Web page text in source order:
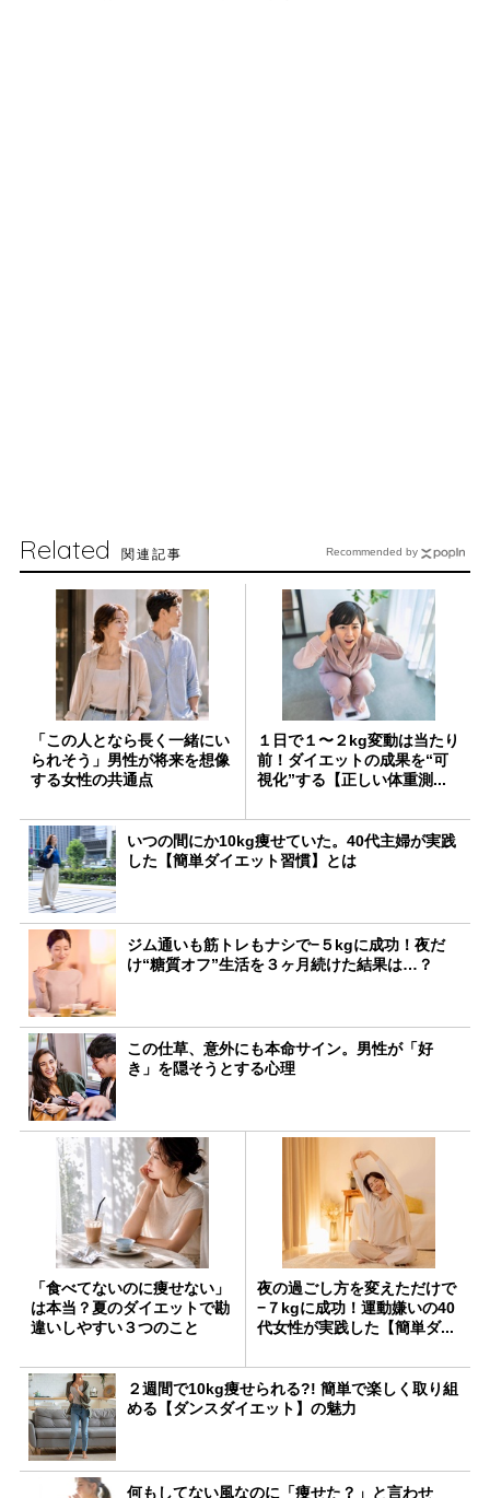
Related 関連記事
「この人となら長く一緒にい
られそう」男性が将来を想像
する女性の共通点
１日で１〜２kg変動は当たり
前！ダイエットの成果を“可
視化”する【正しい体重測...
いつの間にか10kg痩せていた。40代主婦が実践
した【簡単ダイエット習慣】とは
ジム通いも筋トレもナシで−５kgに成功！夜だ
け“糖質オフ”生活を３ヶ月続けた結果は…？
この仕草、意外にも本命サイン。男性が「好
き」を隠そうとする心理
「食べてないのに痩せない」
は本当？夏のダイエットで勘
違いしやすい３つのこと
夜の過ごし方を変えただけで
−７kgに成功！運動嫌いの40
代女性が実践した【簡単ダ...
２週間で10kg痩せられる?! 簡単で楽しく取り組
める【ダンスダイエット】の魅力
何もしてない風なのに「痩せた？」と言わせ
Recommended by